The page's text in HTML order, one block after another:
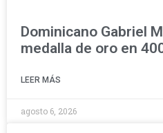
Dominicano Gabriel
medalla de oro en
LEER MÁS
agosto 6, 2026